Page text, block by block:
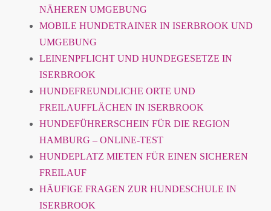
NÄHEREN UMGEBUNG
MOBILE HUNDETRAINER IN ISERBROOK UND
UMGEBUNG
LEINENPFLICHT UND HUNDEGESETZE IN
ISERBROOK
HUNDEFREUNDLICHE ORTE UND
FREILAUFFLÄCHEN IN ISERBROOK
HUNDEFÜHRERSCHEIN FÜR DIE REGION
HAMBURG – ONLINE-TEST
HUNDEPLATZ MIETEN FÜR EINEN SICHEREN
FREILAUF
HÄUFIGE FRAGEN ZUR HUNDESCHULE IN
ISERBROOK